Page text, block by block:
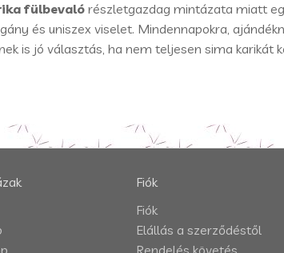
fülbevalórészletgazdag mintázata miatt
és uniszex viselet. Mindennapokra,
is jó választás, ha nem teljesen sima karikát
Fiók
Fiók
Elállás a szerződéstől